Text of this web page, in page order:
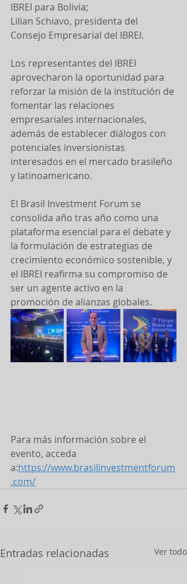
IBREI para Bolivia;
Lilian Schiavo, presidenta del
Consejo Empresarial del IBREI.
Los representantes del IBREI
aprovecharon la oportunidad para
reforzar la misión de la institución de
fomentar las relaciones
empresariales internacionales,
además de establecer diálogos con
potenciales inversionistas
interesados en el mercado brasileño
y latinoamericano.
El Brasil Investment Forum se
consolida año tras año como una
plataforma esencial para el debate y
la formulación de estrategias de
crecimiento económico sostenible, y
el IBREI reafirma su compromiso de
ser un agente activo en la
promoción de alianzas globales.
Para más información sobre el
evento, acceda
a:https://www.brasilinvestmentforum
.com/
Entradas relacionadas Ver todo